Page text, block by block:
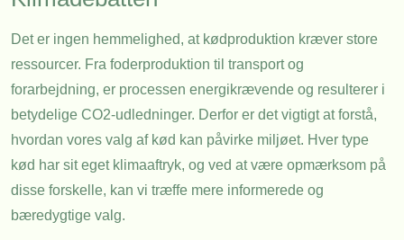
Det er ingen hemmelighed, at kødproduktion kræver store
ressourcer. Fra foderproduktion til transport og
forarbejdning, er processen energikrævende og resulterer i
betydelige CO2-udledninger. Derfor er det vigtigt at forstå,
hvordan vores valg af kød kan påvirke miljøet. Hver type
kød har sit eget klimaaftryk, og ved at være opmærksom på
disse forskelle, kan vi træffe mere informerede og
bæredygtige valg.